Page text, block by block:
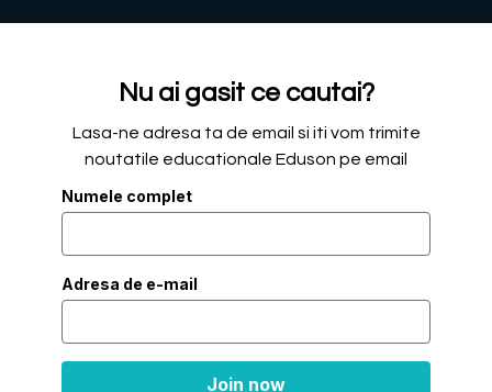
Nu ai gasit ce cautai?
Lasa-ne adresa ta de email si iti vom trimite
noutatile educationale Eduson pe email
Numele complet
Adresa de e-mail